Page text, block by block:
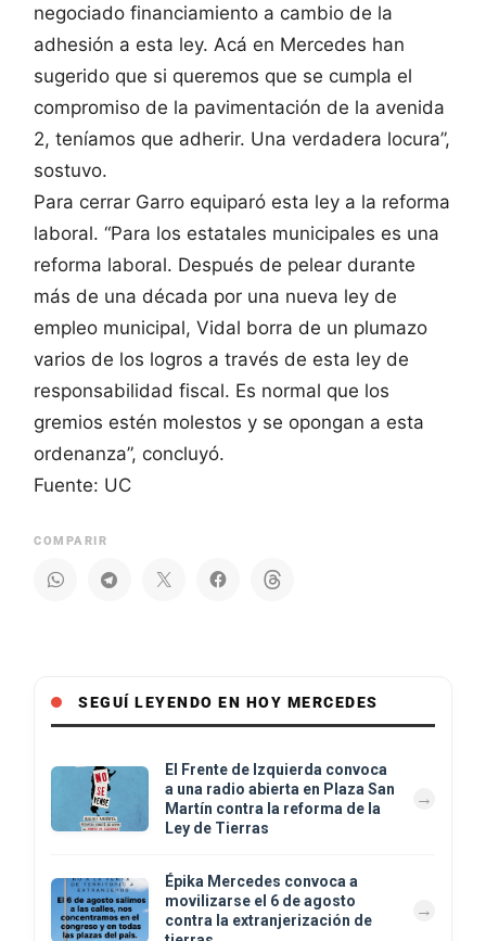
negociado financiamiento a cambio de la
adhesión a esta ley. Acá en Mercedes han
sugerido que si queremos que se cumpla el
compromiso de la pavimentación de la avenida
2, teníamos que adherir. Una verdadera locura”,
sostuvo.
Para cerrar Garro equiparó esta ley a la reforma
laboral. “Para los estatales municipales es una
reforma laboral. Después de pelear durante
más de una década por una nueva ley de
empleo municipal, Vidal borra de un plumazo
varios de los logros a través de esta ley de
responsabilidad fiscal. Es normal que los
gremios estén molestos y se opongan a esta
ordenanza”, concluyó.
Fuente: UC
COMPARIR
SEGUÍ LEYENDO EN HOY MERCEDES
El Frente de Izquierda convoca
a una radio abierta en Plaza San
Martín contra la reforma de la
Ley de Tierras
Épika Mercedes convoca a
movilizarse el 6 de agosto
contra la extranjerización de